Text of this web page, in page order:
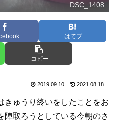
DSC_1408
はてブ
コピー
2019.09.10 2021.08.18
きゅうり終いをしたことをお
陣取ろうとしている今朝のさ